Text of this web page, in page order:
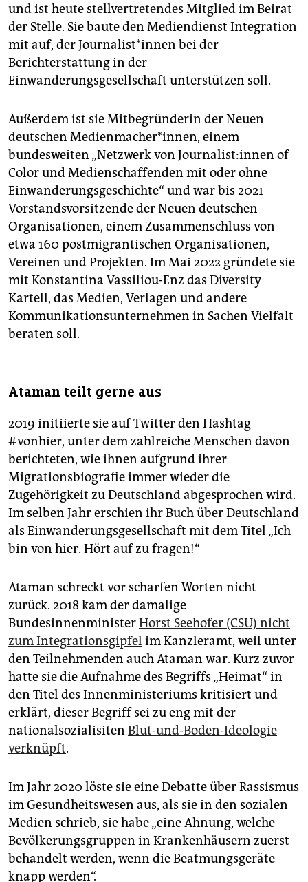
und ist heute stellvertretendes Mitglied im Beirat
der Stelle. Sie baute den Mediendienst Integration
mit auf, der Jour­na­lis­t*in­nen bei der
Berichterstattung in der
Einwanderungsgesellschaft unterstützen soll.
Außerdem ist sie Mitbegründerin der Neuen
deutschen Medienmacher*innen, einem
bundesweiten „Netzwerk von Jour­na­lis­t:in­nen of
Color und Medienschaffenden mit oder ohne
Einwanderungsgeschichte“ und war bis 2021
Vorstandsvorsitzende der Neuen deutschen
Organisationen, einem Zusammenschluss von
etwa 160 postmigrantischen Organisationen,
Vereinen und Projekten. Im Mai 2022 gründete sie
mit Konstantina Vassiliou-Enz das Diversity
Kartell, das Medien, Verlagen und andere
Kommunikationsunternehmen in Sachen Vielfalt
beraten soll.
Ataman teilt gerne aus
2019 initiierte sie auf Twitter den Hashtag
#vonhier, unter dem zahlreiche Menschen davon
berichteten, wie ihnen aufgrund ihrer
Migrationsbiografie immer wieder die
Zugehörigkeit zu Deutschland abgesprochen wird.
Im selben Jahr erschien ihr Buch über Deutschland
als Einwanderungsgesellschaft mit dem Titel „Ich
bin von hier. Hört auf zu fragen!“
Ataman schreckt vor scharfen Worten nicht
zurück. 2018 kam der damalige
BundesinnenministerHorst Seehofer (CSU) nicht
zum Integrationsgipfel im Kanzleramt, weil unter
den Teilnehmenden auch Ataman war. Kurz zuvor
hatte sie die Aufnahme des Begriffs „Heimat“ in
den Titel des Innenministeriums kritisiert und
erklärt, dieser Begriff sei zu eng mit der
nationalsozialisiten Blut-und-Boden-Ideologie
verknüpft.
Im Jahr 2020 löste sie eine Debatte über Rassismus
im Gesundheitswesen aus, als sie in den sozialen
Medien schrieb, sie habe „eine Ahnung, welche
Bevölkerungsgruppen in Krankenhäusern zuerst
behandelt werden, wenn die Beatmungsgeräte
knapp werden“.